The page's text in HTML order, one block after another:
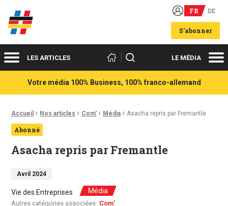
Acteurs du franco-allemand FR DE
S'abonner
MenuLES ARTICLES Rechercher LE MÉDIA
Votre média 100% Business, 100% franco-allemand
Fil d'Ariane :
Accueil › Nos articles › Com' › Média › Asacha repris par Fremantle
Abonné
Asacha repris par Fremantle
Avril 2024
Vie des Entreprises Média
Autres catégories associées : Com'